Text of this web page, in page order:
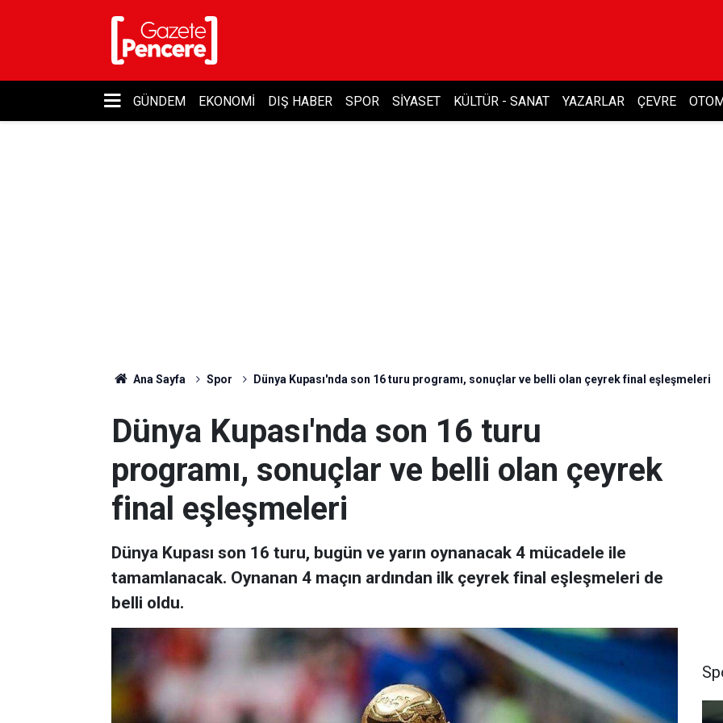
GÜNDEM EKONOMI DIŞ HABER SPOR SIYASET KÜLTÜR - SANAT YAZARLAR ÇEVRE
Ana Sayfa Spor Dünya Kupası'nda son 16 turu programı, sonuçlar ve belli olan çeyrek final eşleşmeleri
Dünya Kupası'nda son 16 turu
programı, sonuçlar ve belli olan çeyrek
final eşleşmeleri
Dünya Kupası son 16 turu, bugün ve yarın oynanacak 4 mücadele ile
tamamlanacak. Oynanan 4 maçın ardından ilk çeyrek final eşleşmeleri de
belli oldu.